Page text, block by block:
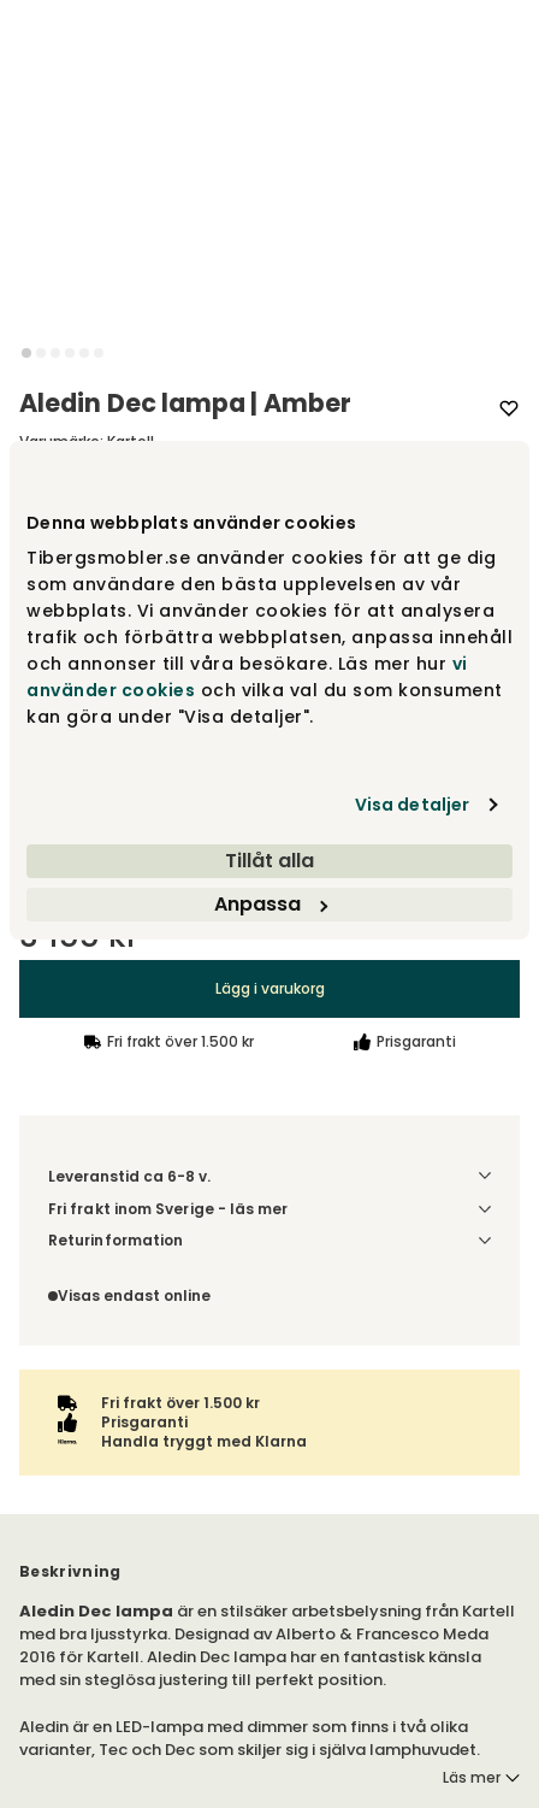
Denna webbplats använder cookies
Tibergsmobler.se använder cookies för att ge dig
som användare den bästa upplevelsen av vår
webbplats. Vi använder cookies för att analysera
trafik och förbättra webbplatsen, anpassa innehåll
och annonser till våra besökare. Läs mer hur vi
använder cookies och vilka val du som konsument
kan göra under "Visa detaljer".
Visa detaljer
Tillåt alla
Anpassa
Aledin Dec lampa | Amber
Varumärke: Kartell
Välj färg Amber
Amber
Grön 3 155 kr
3 155 kr
Visa fler +2
3 155 kr
Lägg i varukorg
Fri frakt över 1.500 kr Prisgaranti
Leveranstid ca 6-8 v.
Fri frakt inom Sverige - läs mer
Denna vara skickas till ett ombud. Du väljer själv i kassan
varan ihop med andra produkter skickas hela ordern
Returinformation
inte av ångerrätten.
Visas endast online
Fri frakt över 1.500 kr
Prisgaranti
Handla tryggt med Klarna
Beskrivning
Aledin Dec lampa är en stilsäker arbetsbelysning från Kartell
med bra ljusstyrka. Designad av Alberto & Francesco Meda
2016 för Kartell. Aledin Dec lampa har en fantastisk känsla
med sin steglösa justering till perfekt position.
Aledin är en LED-lampa med dimmer som finns i två olika
varianter, Tec och Dec som skiljer sig i själva lamphuvudet.
Läs mer